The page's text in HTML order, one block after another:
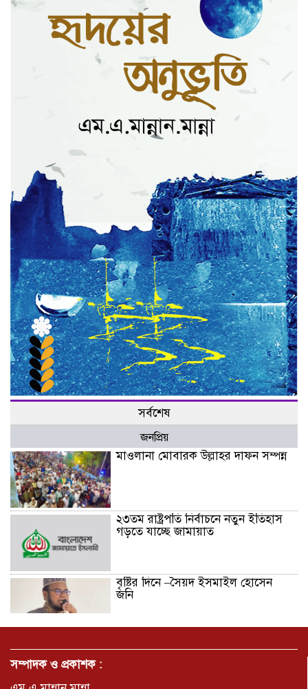
সর্বশেষ
জনপ্রিয়
মাওলানা মোবারক উল্লাহর দাফন সম্পন্ন
২৩তম রাষ্ট্রপতি নির্বাচনে নতুন ইতিহাস
গড়তে যাচ্ছে জামায়াত
বৃষ্টির দিনে –সৈয়দ ইসমাইল হোসেন
জনি
জুলাই সনদ বাস্তবায়নের দাবিতে
সম্পাদক ও প্রকাশক :